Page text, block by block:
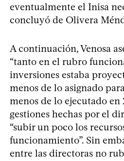
eventualmente el Inisa
concluyó de Olivera
A continuación, Venosa
“tanto en el rubro
inversiones estaba
menos de lo asignado
menos de lo ejecutado en
gestiones hechas por el
“subir un poco los
funcionamiento”. Sin
entre las directoras no